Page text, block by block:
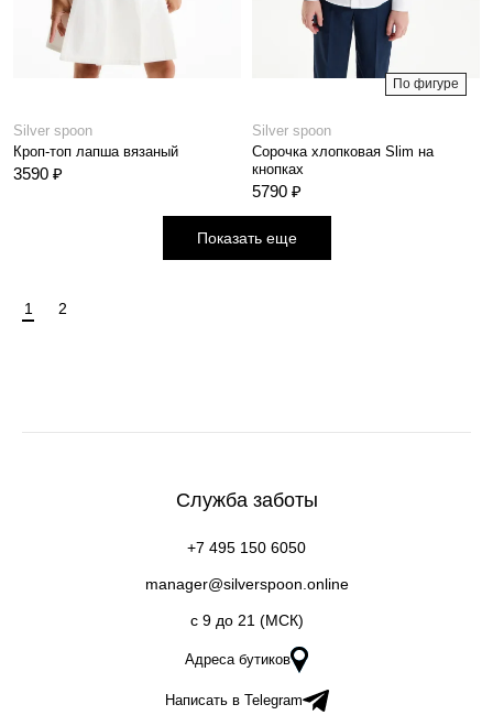
Silver spoon
Кроп-топ лапша вязаный
3590 ₽
По фигуре
Silver spoon
Сорочка хлопковая Slim на
кнопках
5790 ₽
Показать еще
1 2
Служба заботы
+7 495 150 6050
manager@silverspoon.online
c 9 до 21 (МСК)
Адреса бутиков
Написать в Telegram